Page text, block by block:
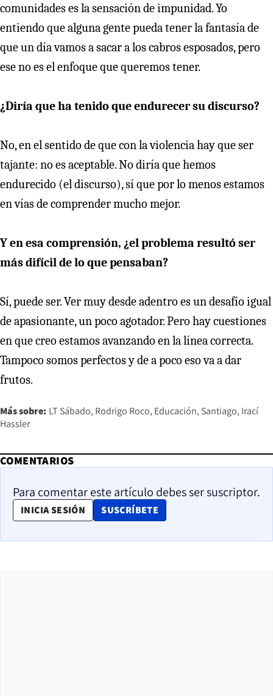
comunidades es la sensación de impunidad. Yo
entiendo que alguna gente pueda tener la fantasía de
que un día vamos a sacar a los cabros esposados, pero
ese no es el enfoque que queremos tener.
¿Diría que ha tenido que endurecer su discurso?
No, en el sentido de que con la violencia hay que ser
tajante: no es aceptable. No diría que hemos
endurecido (el discurso), sí que por lo menos estamos
en vías de comprender mucho mejor.
Y en esa comprensión, ¿el problema resultó ser
más difícil de lo que pensaban?
Sí, puede ser. Ver muy desde adentro es un desafío igual
de apasionante, un poco agotador. Pero hay cuestiones
en que creo estamos avanzando en la línea correcta.
Tampoco somos perfectos y de a poco eso va a dar
frutos.
Más sobre: LT Sábado Rodrigo Roco Educación Santiago Irací
Hassler
COMENTARIOS
Para comentar este artículo debes ser suscriptor.
INICIA SESIÓN SUSCRÍBETE
OPENS IN NEW WINDOW